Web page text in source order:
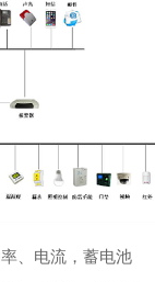
、电流，蓄电池